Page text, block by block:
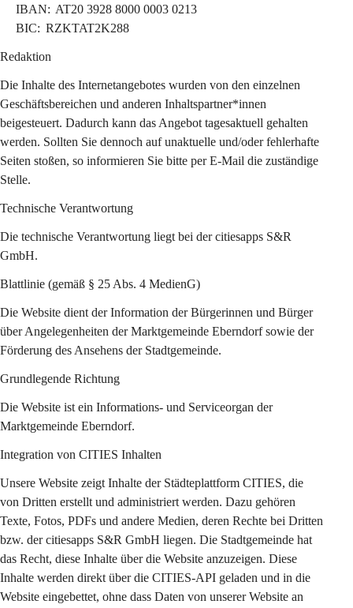
IBAN:  AT20 3928 8000 0003 0213
BIC:  RZKTAT2K288
Redaktion
Die Inhalte des Internetangebotes wurden von den einzelnen
Geschäftsbereichen und anderen Inhaltspartner*innen
beigesteuert. Dadurch kann das Angebot tagesaktuell gehalten
werden. Sollten Sie dennoch auf unaktuelle und/oder fehlerhafte
Seiten stoßen, so informieren Sie bitte per E-Mail die zuständige
Stelle.
Technische Verantwortung
Die technische Verantwortung liegt bei der citiesapps S&R
GmbH.
Blattlinie (gemäß § 25 Abs. 4 MedienG)
Die Website dient der Information der Bürgerinnen und Bürger
über Angelegenheiten der Marktgemeinde Eberndorf sowie der
Förderung des Ansehens der Stadtgemeinde.
Grundlegende Richtung
Die Website ist ein Informations- und Serviceorgan der
Marktgemeinde Eberndorf.
Integration von CITIES Inhalten
Unsere Website zeigt Inhalte der Städteplattform CITIES, die
von Dritten erstellt und administriert werden. Dazu gehören
Texte, Fotos, PDFs und andere Medien, deren Rechte bei Dritten
bzw. der citiesapps S&R GmbH liegen. Die Stadtgemeinde hat
das Recht, diese Inhalte über die Website anzuzeigen. Diese
Inhalte werden direkt über die CITIES-API geladen und in die
Website eingebettet, ohne dass Daten von unserer Website an